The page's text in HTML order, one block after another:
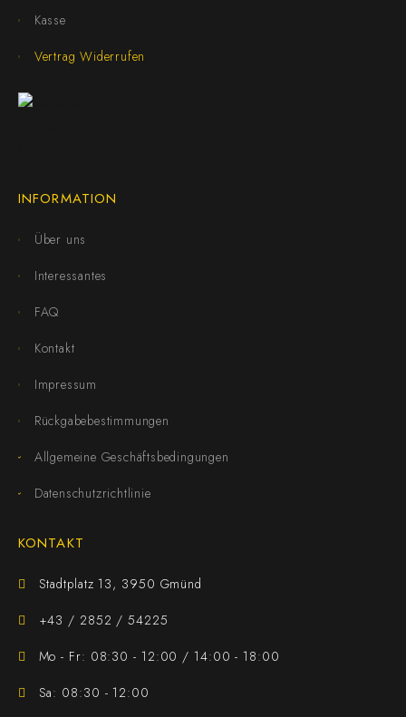
Kasse
Vertrag Widerrufen
INFORMATION
Über uns
Interessantes
FAQ
Kontakt
Impressum
Rückgabebestimmungen
Allgemeine Geschäftsbedingungen
Datenschutzrichtlinie
KONTAKT
Stadtplatz 13, 3950 Gmünd
+43 / 2852 / 54225
Mo - Fr: 08:30 - 12:00 / 14:00 - 18:00
Sa: 08:30 - 12:00